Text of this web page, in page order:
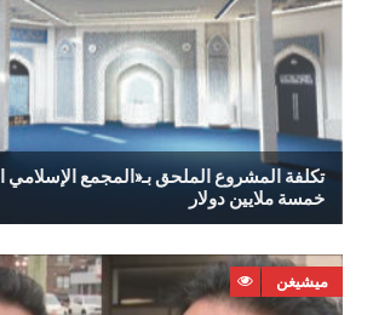
‬خمسة‭ ‬ملايين‭ ‬دولار
ميشيغن